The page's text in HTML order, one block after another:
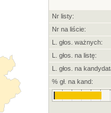
Nr listy:
Nr na liście:
L. głos. ważnych:
L. głos. na listę:
L. głos. na
% gł. na kand: